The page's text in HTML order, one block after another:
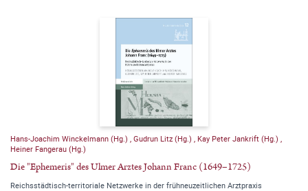
Hans-Joachim Winckelmann (Hg.) Gudrun Litz (Hg.) Kay Peter Jankrift (Hg.)
Heiner Fangerau (Hg.)
Die "Ephemeris" des Ulmer Arztes Johann Franc (1649–1725)
Reichsstädtisch-territoriale Netzwerke in der frühneuzeitlichen Arztpraxis